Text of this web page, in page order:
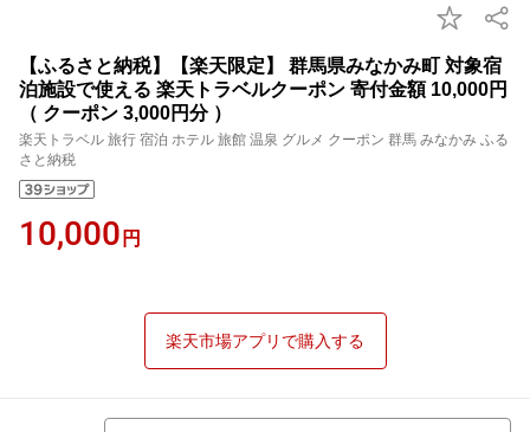
【ふるさと納税】【楽天限定】 群馬県みなかみ町 対象宿
泊施設で使える 楽天トラベルクーポン 寄付金額 10,000円
（ クーポン 3,000円分 ）
楽天トラベル 旅行 宿泊 ホテル 旅館 温泉 グルメ クーポン 群馬 みなかみ ふる
さと納税
10,000 円
楽天市場アプリで購入する